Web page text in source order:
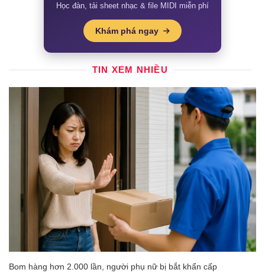
Học đàn, tải sheet nhạc & file MIDI miễn phí
Khám phá ngay
TIN XEM NHIỀU
Bom hàng hơn 2.000 lần, người phụ nữ bị bắt khẩn cấp